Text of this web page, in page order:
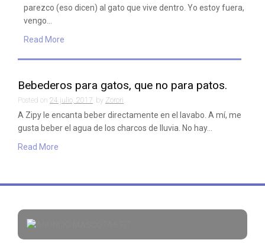
parezco (eso dicen) al gato que vive dentro. Yo estoy fuera,
vengo…
Read More
Bebederos para gatos, que no para patos.
Posted on 24 julio, 2017 by Zorori
A Zipy le encanta beber directamente en el lavabo. A mí, me
gusta beber el agua de los charcos de lluvia. No hay…
Read More